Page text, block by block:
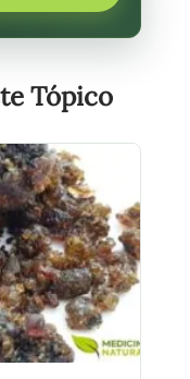
Tópico